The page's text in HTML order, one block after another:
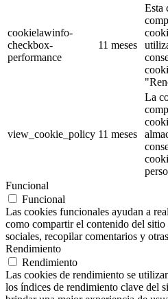
cookielawinfo-
checkbox-
performance
11 meses
Esta
view_cookie_policy 11 meses
La
Funcional
Funcional
Las cookies funcionales ayudan a
como compartir el contenido del sitio
sociales, recopilar comentarios y
Rendimiento
Rendimiento
Las cookies de rendimiento se
los índices de rendimiento clave del